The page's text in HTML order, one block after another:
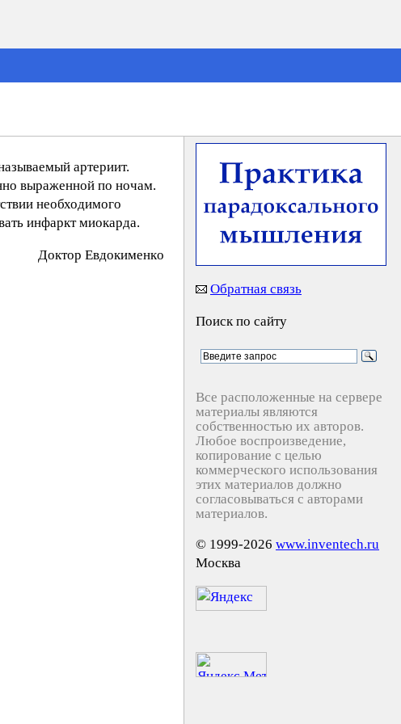
артериит.
выраженной по ночам.
необходимого
инфаркт миокарда.
Дoктop Eвдoкимeнкo
Обратная связь
Поиск по сайту
Все расположенные на сервере
материалы являются
собственностью их авторов.
Любое воспроизведение,
копирование с целью
коммерческого использования
этих материалов должно
согласовываться с авторами
материалов.
© 1999-2026 www.inventech.ru
Москва